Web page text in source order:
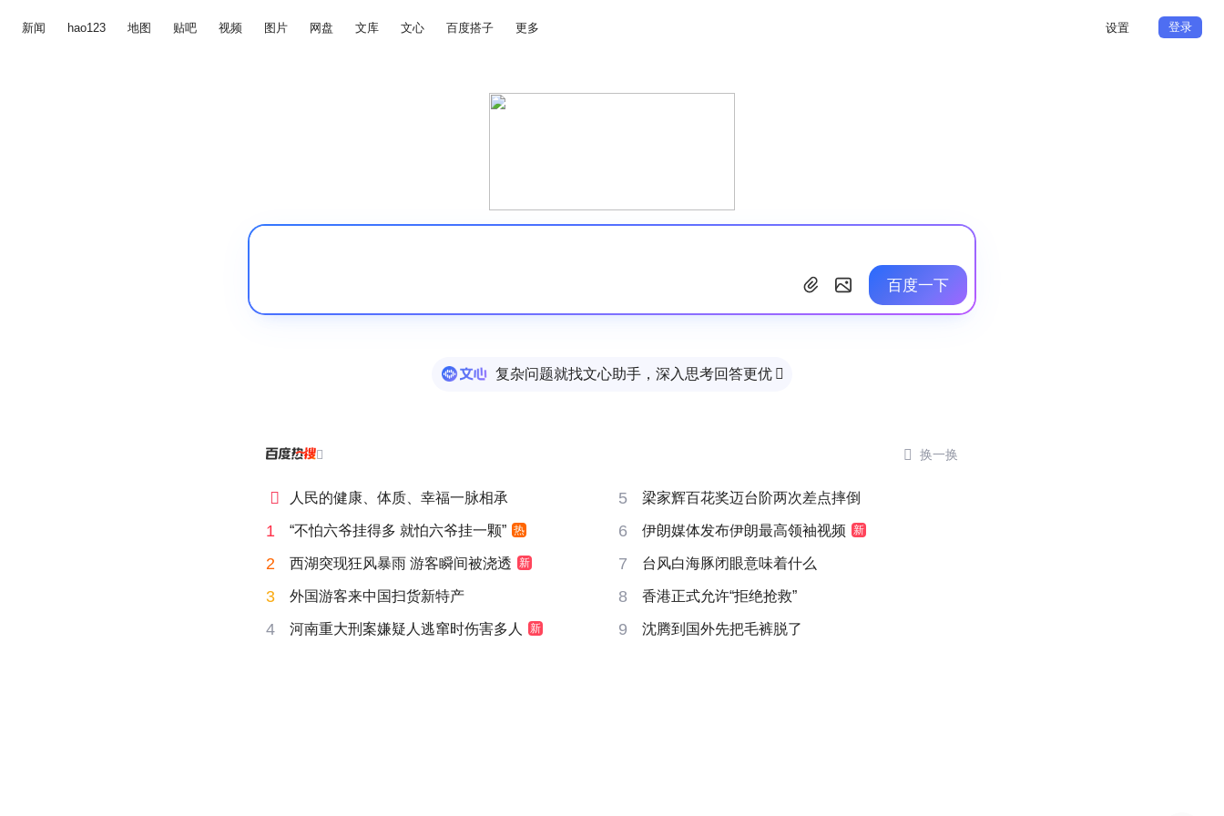
新闻 hao123 地图 贴吧 视频 图片 网盘 文库 文心 百度搭子 更多 设置 登录
百度一下
复杂问题就找文心助手，深入思考回答更优 
  换一换
 人民的健康、体质、幸福一脉相承 5 梁家辉百花奖迈台阶两次差点摔倒
1 “不怕六爷挂得多 就怕六爷挂一颗” 热 6 伊朗媒体发布伊朗最高领袖视频 新
2 西湖突现狂风暴雨 游客瞬间被浇透 新 7 台风白海豚闭眼意味着什么
3 外国游客来中国扫货新特产 8 香港正式允许“拒绝抢救”
4 河南重大刑案嫌疑人逃窜时伤害多人 新 9 沈腾到国外先把毛裤脱了